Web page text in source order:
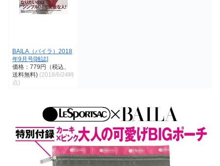
BAILA（バイラ）2018
年9月号[雑誌]
価格：779円（税込、
送料無料) (2018/6/24時
点)